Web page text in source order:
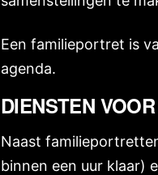
Een familieportret is
agenda.
DIENSTEN
Naast
binnen een uur klaar)